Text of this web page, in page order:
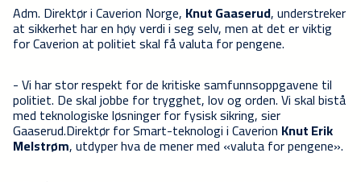
Adm. Direktør i Caverion Norge, Knut Gaaserud, understreker
at sikkerhet har en høy verdi i seg selv, men at det er viktig
for Caverion at politiet skal få valuta for pengene.
- Vi har stor respekt for de kritiske samfunnsoppgavene til
politiet. De skal jobbe for trygghet, lov og orden. Vi skal bistå
med teknologiske løsninger for fysisk sikring, sier
Gaaserud.Direktør for Smart-teknologi i Caverion Knut Erik
Melstrøm, utdyper hva de mener med «valuta for pengene».